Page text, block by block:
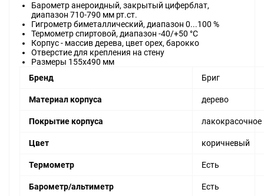
Барометр анероидный, закрытый циферблат,
диапазон 710-790 мм рт.ст.
Гигрометр биметаллический, диапазон 0...100 %
Термометр спиртовой, диапазон -40/+50 °C
Корпус - массив дерева, цвет орех, барокко
Отверстие для крепления на стену
Размеры 155x490 мм
Бренд
Бриг
Материал корпуса дерево
Покрытие корпуса лакокрасочное
Цвет коричневый
Термометр Есть
Барометр/альтиметр Есть